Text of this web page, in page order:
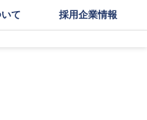
て 採用企業情報